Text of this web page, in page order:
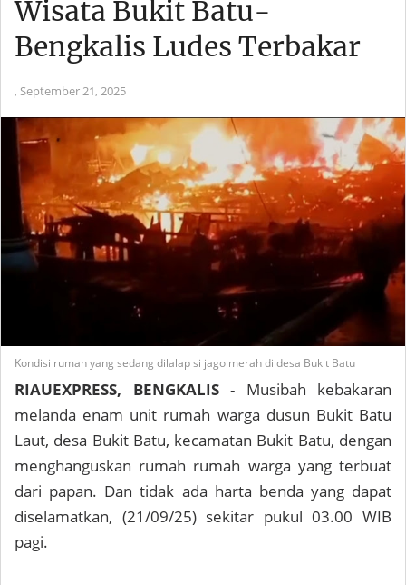
Wisata Bukit Batu-
Bengkalis Ludes Terbakar
, September 21, 2025
Kondisi rumah yang sedang dilalap si jago merah di desa Bukit Batu
RIAUEXPRESS, BENGKALIS- Musibah kebakaran
melanda enam unit rumah warga dusun Bukit Batu
Laut, desa Bukit Batu, kecamatan Bukit Batu, dengan
menghanguskan rumah rumah warga yang terbuat
dari papan. Dan tidak ada harta benda yang dapat
diselamatkan, (21/09/25) sekitar pukul 03.00 WIB
pagi.